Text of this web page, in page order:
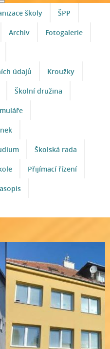
školy ŠPP
Archiv Fotogalerie
údajů Kroužky
Školní družina
Školská rada
Přijímací řízení